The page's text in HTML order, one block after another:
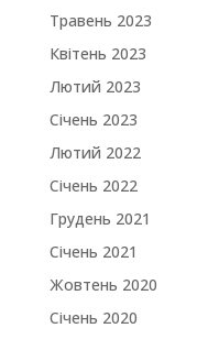
Травень 2023
Квітень 2023
Лютий 2023
Січень 2023
Лютий 2022
Січень 2022
Грудень 2021
Січень 2021
Жовтень 2020
Січень 2020